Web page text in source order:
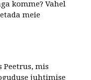
komme? Vahel
meie
Peetrus, mis
juhtimise